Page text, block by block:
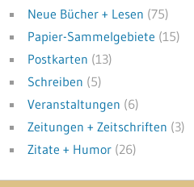
Neue Bücher + Lesen (75)
Papier-Sammelgebiete (15)
Postkarten (13)
Schreiben (5)
Veranstaltungen (6)
Zeitungen + Zeitschriften (3)
Zitate + Humor (26)